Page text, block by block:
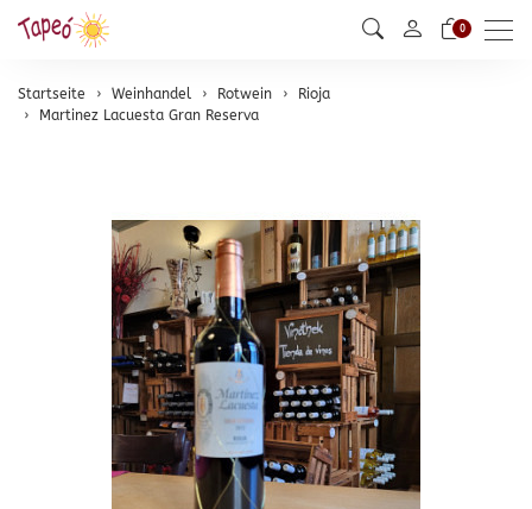
0
Startseite Weinhandel Rotwein
Rioja
Martinez Lacuesta Gran Reserva